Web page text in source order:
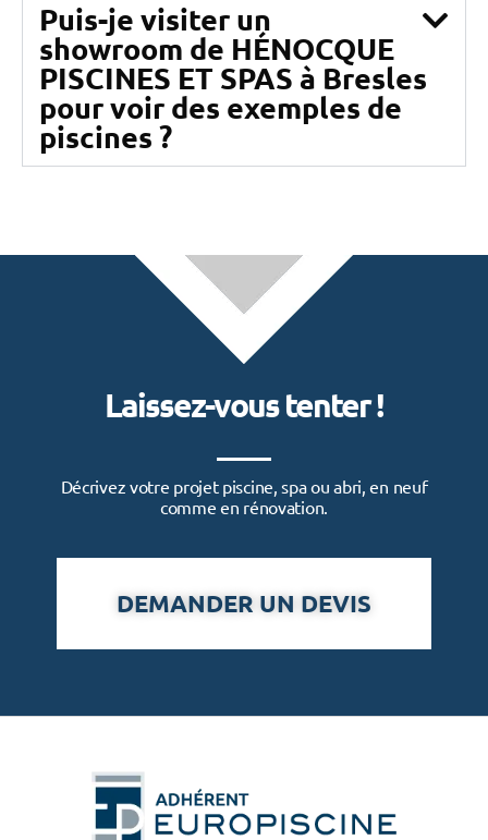
Puis-je visiter un
showroom de HÉNOCQUE
PISCINES ET SPAS à Bresles
pour voir des exemples de
piscines ?
Laissez-vous tenter !
Décrivez votre projet piscine, spa ou abri, en neuf
comme en rénovation.
DEMANDER UN DEVIS